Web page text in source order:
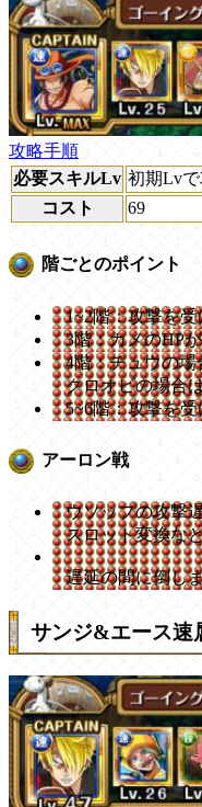
攻略手順
必要スキルLv 初期Lv
コスト
69
階ごとのポイント
1~2階：攻撃を
3階：カメのHP
4階：チュウの
クロオビの場合
5~6階：攻撃を
アーロン戦
ウソップの攻撃
スロット変換な
遅延の間に倒し
サンジ&エース速